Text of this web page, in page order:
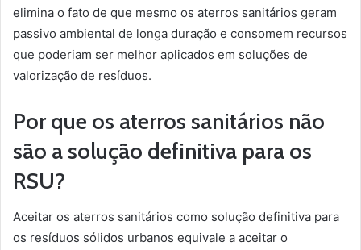
elimina o fato de que mesmo os aterros sanitários geram
passivo ambiental de longa duração e consomem recursos
que poderiam ser melhor aplicados em soluções de
valorização de resíduos.
Por que os aterros sanitários não
são a solução definitiva para os
RSU?
Aceitar os aterros sanitários como solução definitiva para
os resíduos sólidos urbanos equivale a aceitar o